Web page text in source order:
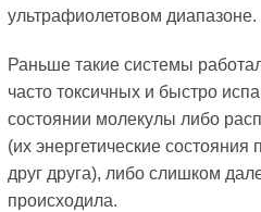
ультрафиолетовом диапазоне.
Раньше такие системы
часто токсичных и быстро
состоянии молекулы либо
(их энергетические
друг друга), либо слишком
происходила.